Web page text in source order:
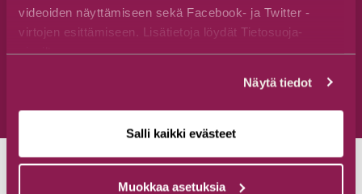
videoiden näyttämiseen sekä Facebook- ja Twitter -
virtojen esittämiseen. Lisätietoja löydät Tietosuoja-
sivuiltamme.
Näytä tiedot
Salli kaikki evästeet
Muokkaa asetuksia